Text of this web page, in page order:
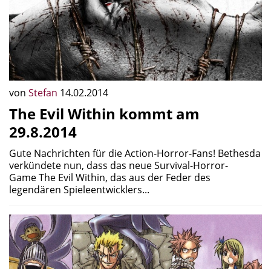
von Stefan 14.02.2014
The Evil Within kommt am
29.8.2014
Gute Nachrichten für die Action-Horror-Fans! Bethesda
verkündete nun, dass das neue Survival-Horror-
Game The Evil Within, das aus der Feder des
legendären Spieleentwicklers...